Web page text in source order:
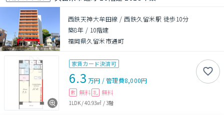
西鉄天神大牟田線 / 西鉄久留米駅 徒歩10分
築8年 / 10階建
福岡県久留米市通町
家賃カード決済可
6.3 万円 /管理費8,000円
敷 無料 礼 無料
1LDK/40.93㎡ /3階